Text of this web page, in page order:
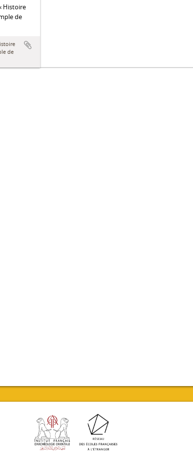
Histoire
de
de